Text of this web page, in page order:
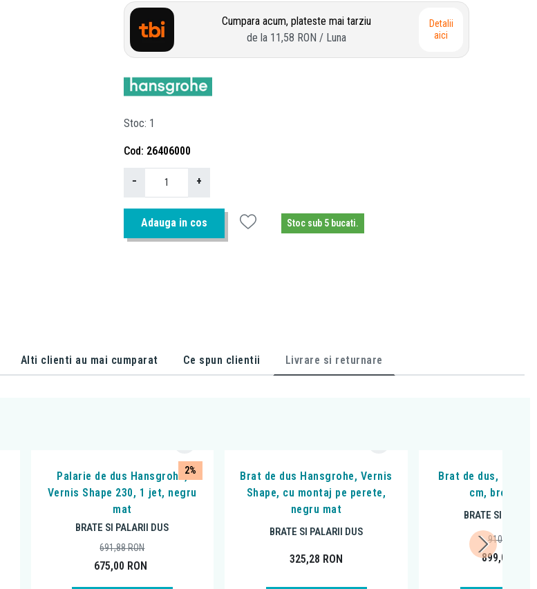
Cumpara acum, plateste mai tarziu
de la 11,58 RON / Luna
Detalii
aici
Stoc 1
Cod 26406000
− +
Adauga in cos Stoc sub 5 bucati.
Alti clienti au mai cumparat Ce spun clientii Livrare si returnare
2%
Palarie de dus Hansgrohe,
Vernis Shape 230, 1 jet, negru
mat
BRATE SI PALARII DUS
675,00 RON
691,88RON
Brat de dus Hansgrohe, Vernis
Shape, cu montaj pe perete,
negru mat
BRATE SI PALARII DUS
325,28 RON
Brat de dus,
cm, bronz
BRATE SI
899,00
910,75